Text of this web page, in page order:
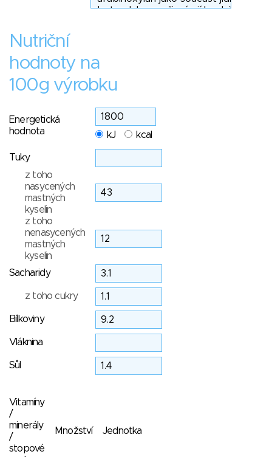
Nutriční
hodnoty na
100g výrobku
Energetická
hodnota
kJ kcal
Tuky
z toho
nasycených
mastných
kyselin
z toho
nenasycených
mastných
kyselin
Sacharidy
z toho cukry
Bílkoviny
Vláknina
Sůl
Vitamíny
/
minerály
/
stopové
Množství Jednotka